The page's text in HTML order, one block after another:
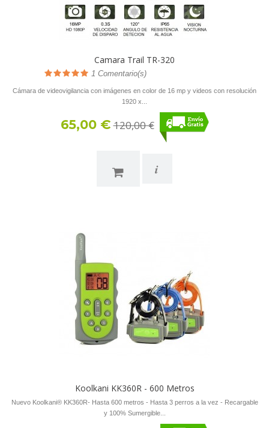
Camara Trail TR-320
1 Comentario(s)
Cámara de videovigilancia con imágenes en color de 16 mp y videos con resolución
1920 x...
65,00 €120,00 €
i
Koolkani KK360R - 600 Metros
Nuevo Koolkani® KK360R- Hasta 600 metros - Hasta 3 perros a la vez - Recargable
y 100% Sumergible...